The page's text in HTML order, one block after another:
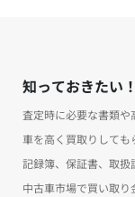
知っておきたい
査定時に必要な書類
車を高く買取りしても
記録簿、保証書、取扱
中古車市場で買い取り